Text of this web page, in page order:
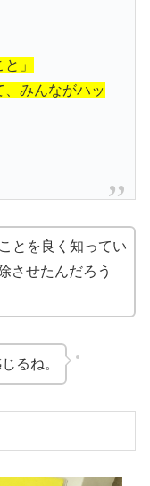
」
みんながハッ
とを良く知ってい
させたんだろう
るね。